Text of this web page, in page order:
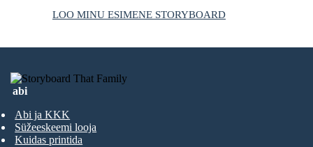
LOO MINU ESIMENE STORYBOARD
abi
Abi ja KKK
Süžeeskeemi looja
Kuidas printida